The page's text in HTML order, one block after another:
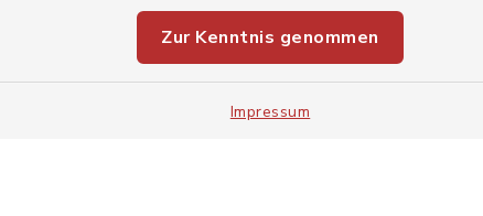
Zur Kenntnis genommen
Impressum
Gemeinde Pinzberg